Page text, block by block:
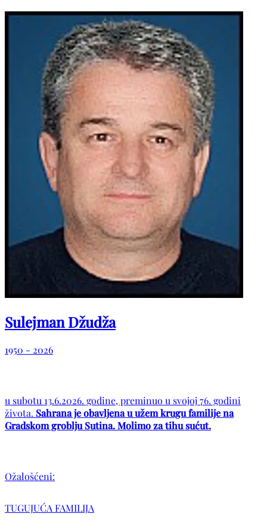
Sulejman Džudža
1950 - 2026
u subotu 13.6.2026. godine, preminuo u svojoj 76. godini
života. Sahrana je obavljena u užem krugu familije na
Gradskom groblju Sutina. Molimo za tihu sućut.
Ožalošćeni:
TUGUJUĆA FAMILIJA